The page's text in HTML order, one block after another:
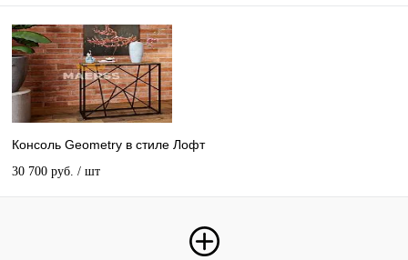
Консоль Geometry в стиле Лофт
30 700 руб. / шт